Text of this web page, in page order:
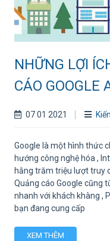
NHỮNG LỢI
CÁO GOOGLE
07 01 2021
Google là một hình thức
hướng công nghệ hóa ,
hằng trăm triệu lượt truy
Quảng cáo Google cũng
nhanh với khách khàng ,
bạn đang cung cấp
XEM THÊM